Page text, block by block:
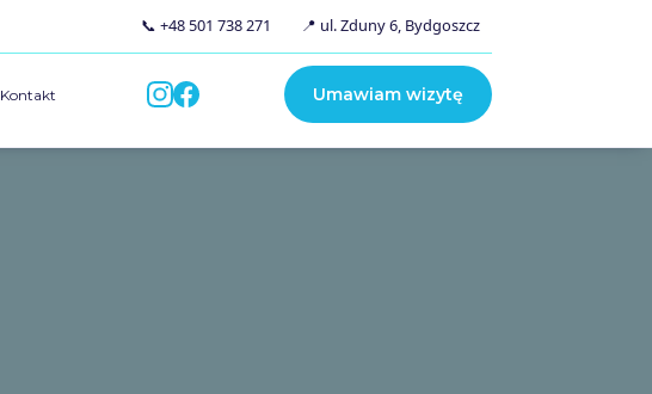
📞 +48 501 738 271 📍 ul. Zduny 6, Bydgoszcz
Kontakt Umawiam wizytę